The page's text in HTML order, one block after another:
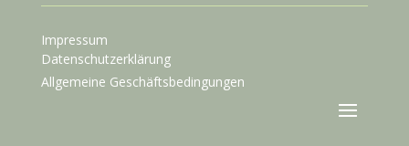
Impressum
Datenschutzerklärung
Allgemeine Geschäftsbedingungen